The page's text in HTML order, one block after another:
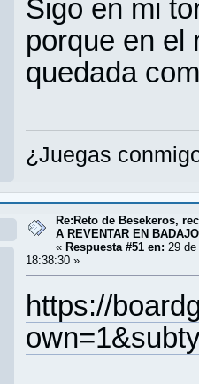
Sigo en mi
porque en el
quedada
¿Juegas
Re:Reto de Besekeros,
A REVENTAR EN
« Respuesta #51 en: 29
18:38:30 »
https://